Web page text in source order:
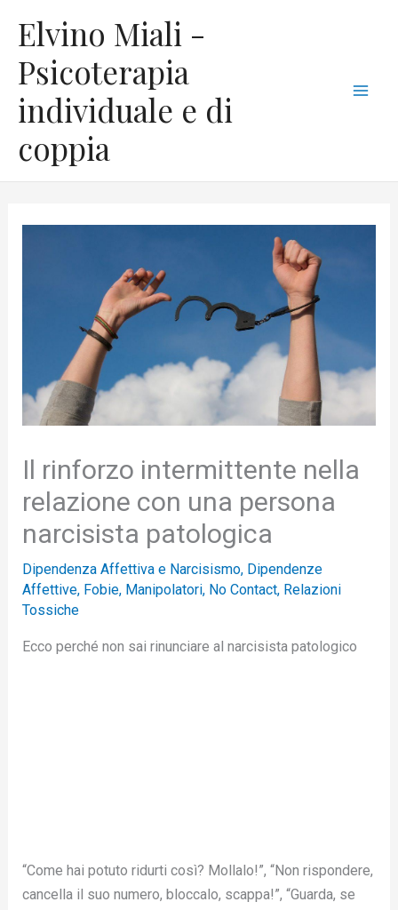
contenuto
Elvino Miali -
Psicoterapia
individuale e di
coppia
Il rinforzo intermittente nella
relazione con una persona
narcisista patologica
Dipendenza Affettiva e Narcisismo, Dipendenze
Affettive, Fobie, Manipolatori, No Contact, Relazioni
Tossiche
Ecco perché non sai rinunciare al narcisista patologico
“Come hai potuto ridurti così? Mollalo!”, “Non rispondere,
cancella il suo numero, bloccalo, scappa!”, “Guarda, se
a
t
e
g
o
r